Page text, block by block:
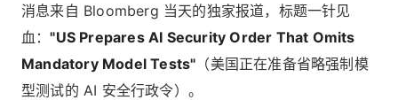
消息来自 Bloomberg 当天的独家报道，标题一针见
血："US Prepares AI Security Order That Omits
Mandatory Model Tests" （美国正在准备省略强制模
型测试的 AI 安全行政令）。